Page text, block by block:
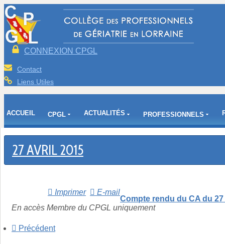
CONNEXION CPGL
Contact
Liens Utiles
ACCUEIL CPGL ACTUALITÉS PROFESSIONNELS
27 AVRIL 2015
Imprimer E-mail
Compte rendu du CA du 27
En accès Membre du CPGL uniquement
Précédent